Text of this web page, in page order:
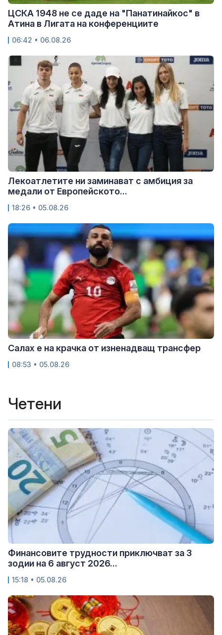
ЦСКА 1948 не се даде на "Панатинайкос" в
Атина в Лигата на конференциите
06:42 • 06.08.26
Лекоатлетите ни заминават с амбиция за
медали от Европейското...
18:26 • 05.08.26
Салах е на крачка от изненадващ трансфер
08:53 • 05.08.26
Четени
Финансовите трудности приключват за 3
зодии на 6 август 2026...
15:18 • 05.08.26